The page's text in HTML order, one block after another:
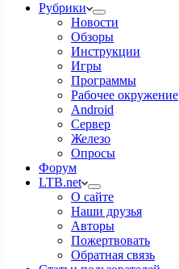
Рубрики
Новости
Обзоры
Инструкции
Игры
Программы
Рабочее окружение
Android
Сервер
Железо
Опросы
Форум
LTB.net
О сайте
Наши друзья
Авторы
Пожертвовать
Обратная связь